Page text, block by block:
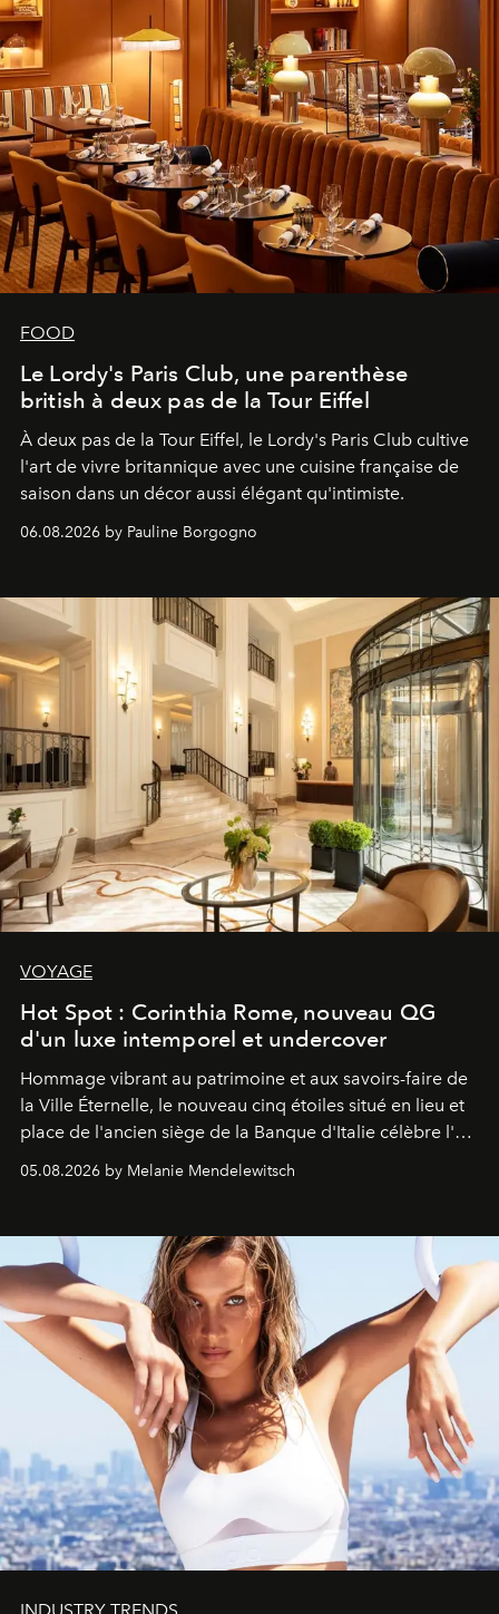
FOOD
Le Lordy's Paris Club, une parenthèse
british à deux pas de la Tour Eiffel
À deux pas de la Tour Eiffel, le Lordy's Paris Club cultive
l'art de vivre britannique avec une cuisine française de
saison dans un décor aussi élégant qu'intimiste.
06.08.2026 by Pauline Borgogno
VOYAGE
Hot Spot : Corinthia Rome, nouveau QG
d'un luxe intemporel et undercover
Hommage vibrant au patrimoine et aux savoirs-faire de
la Ville Éternelle, le nouveau cinq étoiles situé en lieu et
place de l'ancien siège de la Banque d'Italie célèbre l'art
de vivre Romain dans toute son élégance intemporelle.
05.08.2026 by Melanie Mendelewitsch